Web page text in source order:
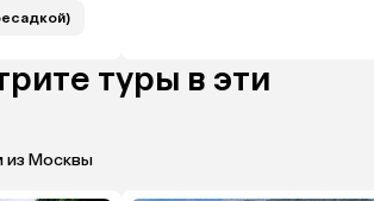
туры в эти
из Москвы